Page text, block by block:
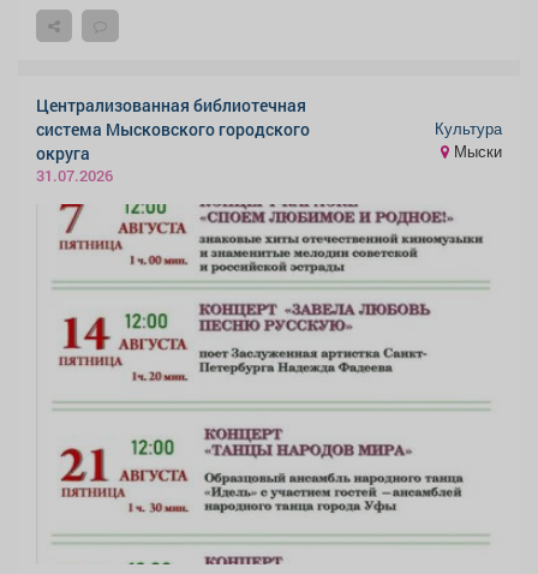
Централизованная библиотечная
система Мысковского городского
округа
31.07.2026
Культура
Мыски